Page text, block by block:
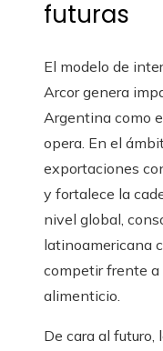
futuras
El modelo de
Arcor genera
Argentina como
opera. En el
exportaciones
y fortalece la
nivel global,
latinoamericana
competir frente
alimenticio.
De cara al futuro,